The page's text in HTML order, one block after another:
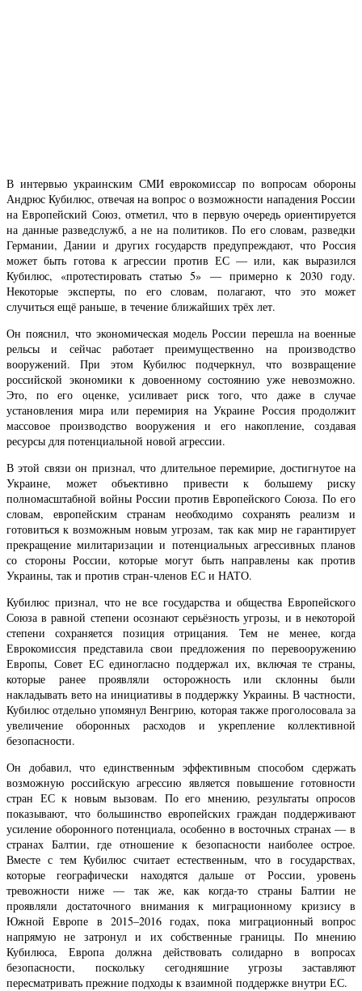
В интервью украинским СМИ еврокомиссар по вопросам обороны
Андрюс Кубилюс, отвечая на вопрос о возможности нападения России
на Европейский Союз, отметил, что в первую очередь ориентируется
на данные разведслужб, а не на политиков. По его словам, разведки
Германии, Дании и других государств предупреждают, что Россия
может быть готова к агрессии против ЕС — или, как выразился
Кубилюс, «протестировать статью 5» — примерно к 2030 году.
Некоторые эксперты, по его словам, полагают, что это может
случиться ещё раньше, в течение ближайших трёх лет.
Он пояснил, что экономическая модель России перешла на военные
рельсы и сейчас работает преимущественно на производство
вооружений. При этом Кубилюс подчеркнул, что возвращение
российской экономики к довоенному состоянию уже невозможно.
Это, по его оценке, усиливает риск того, что даже в случае
установления мира или перемирия на Украине Россия продолжит
массовое производство вооружения и его накопление, создавая
ресурсы для потенциальной новой агрессии.
В этой связи он признал, что длительное перемирие, достигнутое на
Украине, может объективно привести к большему риску
полномасштабной войны России против Европейского Союза. По его
словам, европейским странам необходимо сохранять реализм и
готовиться к возможным новым угрозам, так как мир не гарантирует
прекращение милитаризации и потенциальных агрессивных планов
со стороны России, которые могут быть направлены как против
Украины, так и против стран-членов ЕС и НАТО.
Кубилюс признал, что не все государства и общества Европейского
Союза в равной степени осознают серьёзность угрозы, и в некоторой
степени сохраняется позиция отрицания. Тем не менее, когда
Еврокомиссия представила свои предложения по перевооружению
Европы, Совет ЕС единогласно поддержал их, включая те страны,
которые ранее проявляли осторожность или склонны были
накладывать вето на инициативы в поддержку Украины. В частности,
Кубилюс отдельно упомянул Венгрию, которая также проголосовала за
увеличение оборонных расходов и укрепление коллективной
безопасности.
Он добавил, что единственным эффективным способом сдержать
возможную российскую агрессию является повышение готовности
стран ЕС к новым вызовам. По его мнению, результаты опросов
показывают, что большинство европейских граждан поддерживают
усиление оборонного потенциала, особенно в восточных странах — в
странах Балтии, где отношение к безопасности наиболее острое.
Вместе с тем Кубилюс считает естественным, что в государствах,
которые географически находятся дальше от России, уровень
тревожности ниже — так же, как когда-то страны Балтии не
проявляли достаточного внимания к миграционному кризису в
Южной Европе в 2015–2016 годах, пока миграционный вопрос
напрямую не затронул и их собственные границы. По мнению
Кубилюса, Европа должна действовать солидарно в вопросах
безопасности, поскольку сегодняшние угрозы заставляют
пересматривать прежние подходы к взаимной поддержке внутри ЕС.